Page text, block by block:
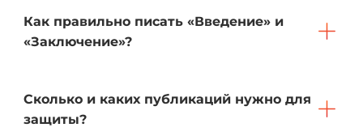
Как правильно писать «Введение» и
«Заключение»?
Сколько и каких публикаций нужно для
защиты?